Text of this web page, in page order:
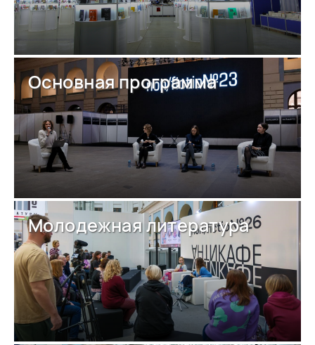
Основная программа
Молодежная литература